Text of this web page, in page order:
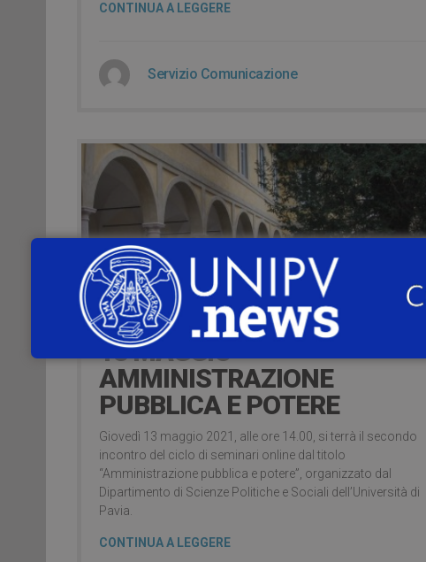
CONTINUA A LEGGERE
Servizio Comunicazione
15 Maggio 2021
13 MAGGIO –
AMMINISTRAZIONE
PUBBLICA E POTERE
Giovedì 13 maggio 2021, alle ore 14.00, si terrà il secondo
incontro del ciclo di seminari online dal titolo
“Amministrazione pubblica e potere”, organizzato dal
Dipartimento di Scienze Politiche e Sociali dell’Università di
Pavia.
CONTINUA A LEGGERE